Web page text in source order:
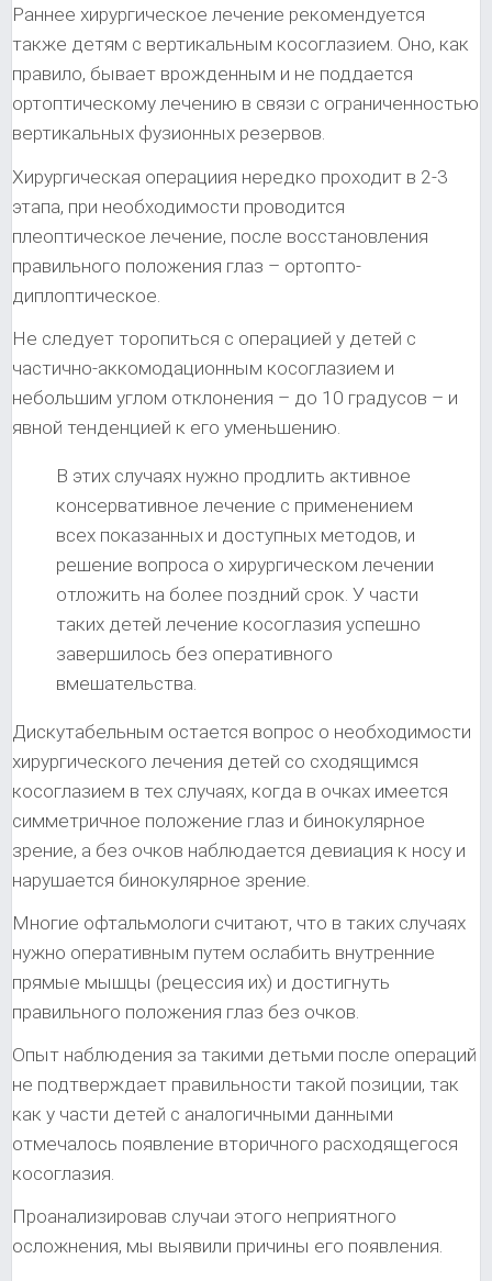
Раннее хирургическое лечение рекомендуется
также детям с вертикальным косоглазием. Оно, как
правило, бывает врожденным и не поддается
ортоптическому лечению в связи с ограниченностью
вертикальных фузионных резервов.
Хирургическая операциия нередко проходит в 2-3
этапа, при необходимости проводится
плеоптическое лечение, после восстановления
правильного положения глаз – ортопто-
диплоптическое.
Не следует торопиться с операцией у детей с
частично-аккомодационным косоглазием и
небольшим углом отклонения – до 10 градусов – и
явной тенденцией к его уменьшению.
В этих случаях нужно продлить активное
консервативное лечение с применением
всех показанных и доступных методов, и
решение вопроса о хирургическом лечении
отложить на более поздний срок. У части
таких детей лечение косоглазия успешно
завершилось без оперативного
вмешательства.
Дискутабельным остается вопрос о необходимости
хирургического лечения детей со сходящимся
косоглазием в тех случаях, когда в очках имеется
симметричное положение глаз и бинокулярное
зрение, а без очков наблюдается девиация к носу и
нарушается бинокулярное зрение.
Многие офтальмологи считают, что в таких случаях
нужно оперативным путем ослабить внутренние
прямые мышцы (рецессия их) и достигнуть
правильного положения глаз без очков.
Опыт наблюдения за такими детьми после операций
не подтверждает правильности такой позиции, так
как у части детей с аналогичными данными
отмечалось появление вторичного расходящегося
косоглазия.
Проанализировав случаи этого неприятного
осложнения, мы выявили причины его появления.